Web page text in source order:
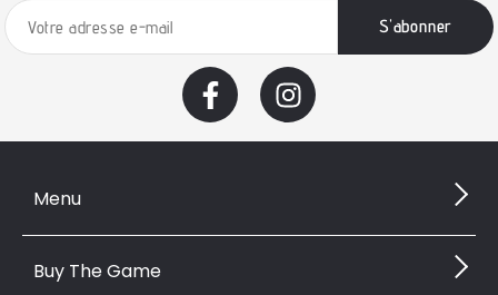
Menu
Buy The Game